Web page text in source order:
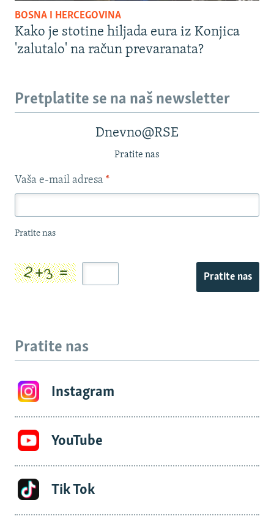
BOSNA I HERCEGOVINA
Kako je stotine hiljada eura iz Konjica
'zalutalo' na račun prevaranata?
Pretplatite se na naš newsletter
Dnevno@RSE
Pratite nas
Vaša e-mail adresa *
Pratite nas
Pratite nas
Pratite nas
Instagram
YouTube
Tik Tok